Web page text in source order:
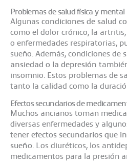
Problemas de salud física y mental
Algunas condiciones de salud
como el dolor crónico, la
o enfermedades respiratorias,
sueño. Además, condiciones de
ansiedad o la depresión
insomnio. Estos problemas de
tanto la calidad como la
Efectos secundarios de
Muchos ancianos toman
diversas enfermedades y
tener efectos secundarios que
sueño . Los diuréticos, los
medicamentos para la presión